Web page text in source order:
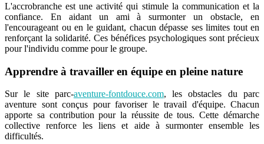
L'accrobranche est une activité qui stimule la communication et la
confiance. En aidant un ami à surmonter un obstacle, en
l'encourageant ou en le guidant, chacun dépasse ses limites tout en
renforçant la solidarité. Ces bénéfices psychologiques sont précieux
pour l'individu comme pour le groupe.
Apprendre à travailler en équipe en pleine nature
Sur le site parc-aventure-fontdouce.com, les obstacles du parc
aventure sont conçus pour favoriser le travail d'équipe. Chacun
apporte sa contribution pour la réussite de tous. Cette démarche
collective renforce les liens et aide à surmonter ensemble les
difficultés.